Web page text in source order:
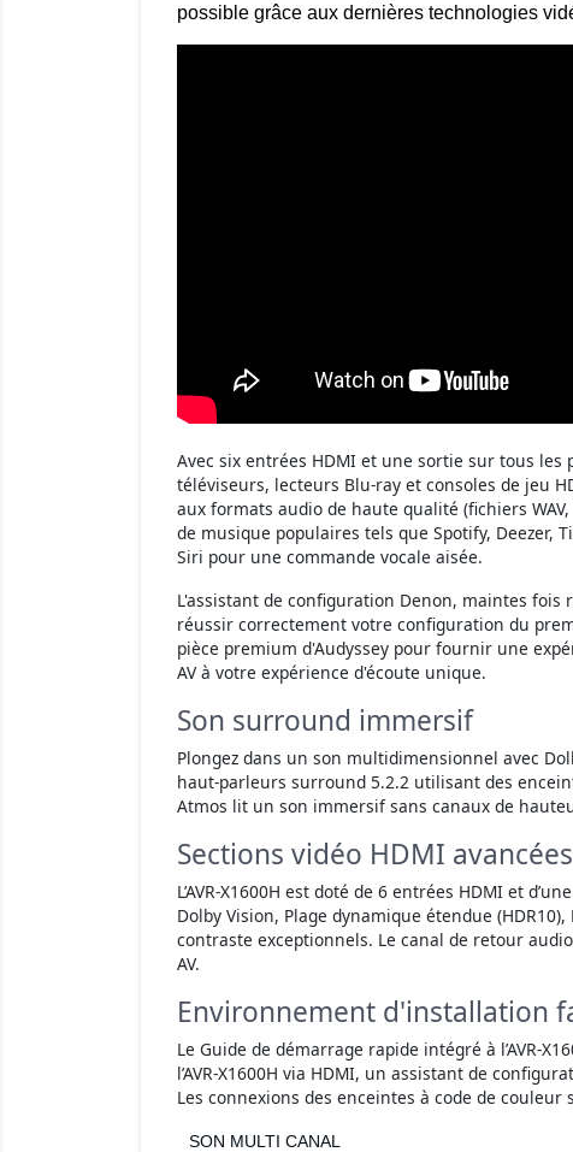
possible grâce aux dernières technologies
Avec six entrées HDMI et une sortie sur tous
téléviseurs, lecteurs Blu-ray et consoles de jeu
aux formats audio de haute qualité (fichiers
de musique populaires tels que Spotify, Deezer,
Siri pour une commande vocale aisée.
L'assistant de configuration Denon, maintes
réussir correctement votre configuration du
pièce premium d'Audyssey pour fournir une
AV à votre expérience d'écoute unique.
Son surround immersif
Plongez dans un son multidimensionnel avec
haut-parleurs surround 5.2.2 utilisant des
Atmos lit un son immersif sans canaux de
Sections vidéo HDMI
L’AVR-X1600H est doté de 6 entrées HDMI et
Dolby Vision, Plage dynamique étendue
contraste exceptionnels. Le canal de retour
AV.
Environnement d'installation
Le Guide de démarrage rapide intégré à l’AVR-
l’AVR-X1600H via HDMI, un assistant de
Les connexions des enceintes à code de
SON MULTI CANAL